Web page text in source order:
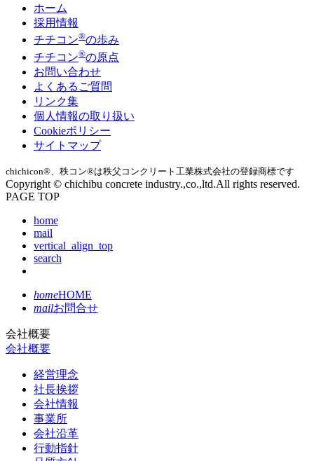
ホーム
採用情報
チチコン®の歩み
チチコン®の原点
お問い合わせ
よくあるご質問
リンク集
個人情報の取り扱い
Cookieポリシー
サイトマップ
chichicon®、秩コン®は秩父コンクリート工業株式会社の登録商標です
Copyright © chichibu concrete industry.,co.,ltd.All rights reserved.
PAGE TOP
home
mail
vertical_align_top
search
homeHOME
mailお問合せ
会社概要
会社概要
経営理念
社長挨拶
会社情報
事業所
会社沿革
行動指針